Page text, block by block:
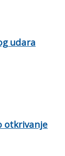
udara
otkrivanje